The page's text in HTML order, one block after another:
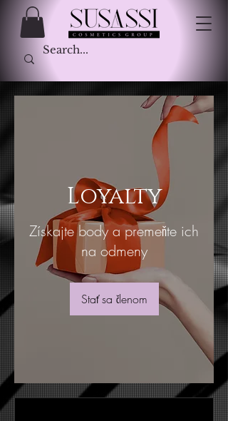
Loyalty
Získajte body a premeňte ich
na odmeny
Stať sa členom